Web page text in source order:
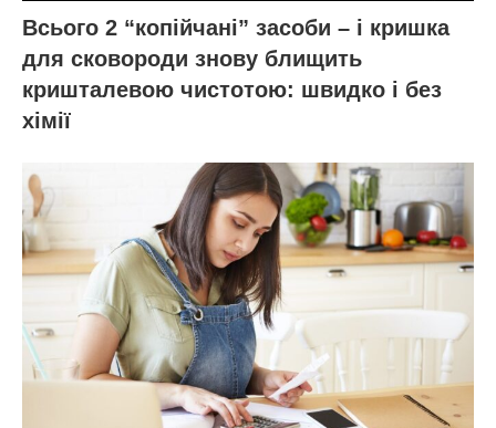
Всього 2 “копійчані” засоби – і кришка
для сковороди знову блищить
кришталевою чистотою: швидко і без
хімії